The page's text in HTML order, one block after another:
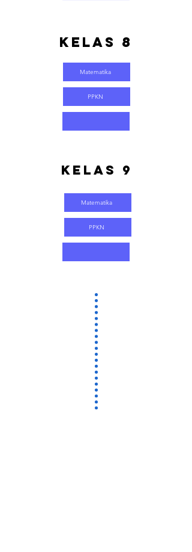
Kelas 8
Matematika
PPKN
Kelas 9
Matematika
PPKN